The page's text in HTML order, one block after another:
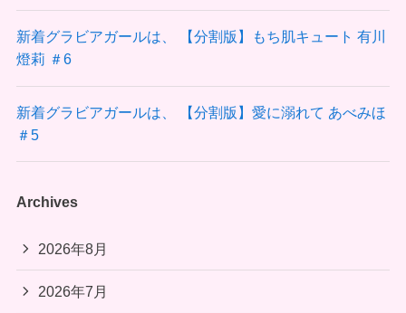
新着グラビアガールは、 【分割版】もち肌キュート 有川
燈莉 ＃6
新着グラビアガールは、 【分割版】愛に溺れて あべみほ
＃5
Archives
2026年8月
2026年7月